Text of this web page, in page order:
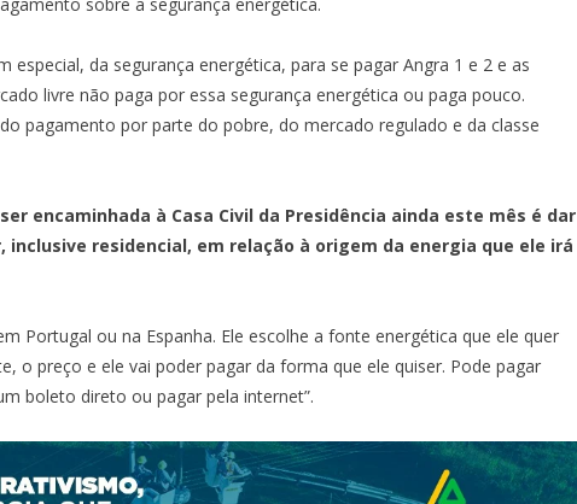
especial, da segurança energética, para se pagar Angra 1 e 2 e as
livre não paga por essa segurança energética ou paga pouco.
pagamento por parte do pobre, do mercado regulado e da classe
encaminhada à Casa Civil da Presidência ainda este mês é dar
residencial, em relação à origem da energia que ele irá
Portugal ou na Espanha. Ele escolhe a fonte energética que ele quer
o preço e ele vai poder pagar da forma que ele quiser. Pode pagar
boleto direto ou pagar pela internet”.